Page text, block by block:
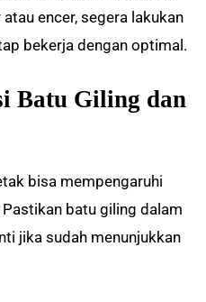
encer, segera lakukan
bekerja dengan optimal.
Batu Giling dan
bisa mempengaruhi
batu giling dalam
jika sudah menunjukkan